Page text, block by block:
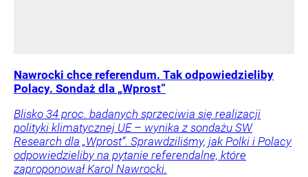
Nawrocki chce referendum. Tak odpowiedzieliby
Polacy. Sondaż dla „Wprost”
Blisko 34 proc. badanych sprzeciwia się realizacji
polityki klimatycznej UE – wynika z sondażu SW
Research dla „Wprost”. Sprawdziliśmy, jak Polki i Polacy
odpowiedzieliby na pytanie referendalne, które
zaproponował Karol Nawrocki.